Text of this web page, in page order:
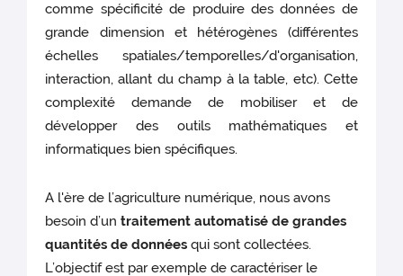
comme spécificité de produire des données de
grande dimension et hétérogènes (différentes
échelles spatiales/temporelles/d'organisation,
interaction, allant du champ à la table, etc). Cette
complexité demande de mobiliser et de
développer des outils mathématiques et
informatiques bien spécifiques.
A l'ère de l’agriculture numérique, nous avons
besoin d’untraitement automatisé de grandes
quantités de données qui sont collectées.
L’objectif est par exemple de caractériser le